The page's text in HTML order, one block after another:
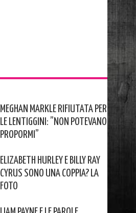
MEGHAN MARKLE RIFIUTATA PER
LE LENTIGGINI: ”NON POTEVANO
PROPORMI”
ELIZABETH HURLEY E BILLY RAY
CYRUS SONO UNA COPPIA? LA
FOTO